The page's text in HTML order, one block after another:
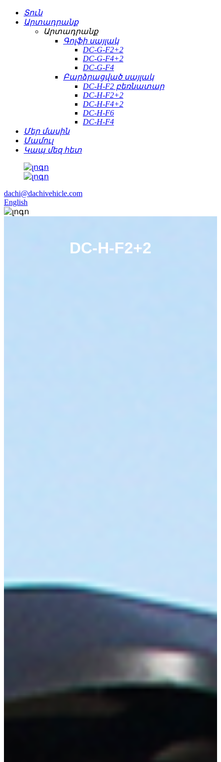
Տուն
Արտադրանք
Արտադրանք
Գոլֆի սայլակ
DC-G-F2+2
DC-G-F4+2
DC-G-F4
Բարձրացված սայլակ
DC-H-F2 բեռնատար
DC-H-F2+2
DC-H-F4+2
DC-H-F6
DC-H-F4
Մեր մասին
Մամուլ
Կապ մեզ հետ
dachi@dachivehicle.com
English
DC-H-F2+2